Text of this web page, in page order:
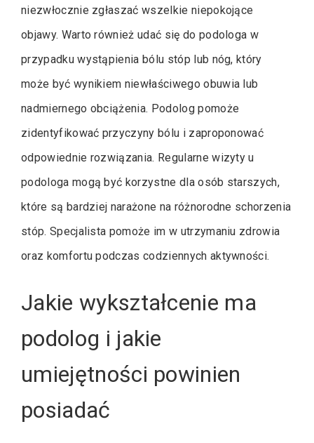
niezwłocznie zgłaszać wszelkie niepokojące
objawy. Warto również udać się do podologa w
przypadku wystąpienia bólu stóp lub nóg, który
może być wynikiem niewłaściwego obuwia lub
nadmiernego obciążenia. Podolog pomoże
zidentyfikować przyczyny bólu i zaproponować
odpowiednie rozwiązania. Regularne wizyty u
podologa mogą być korzystne dla osób starszych,
które są bardziej narażone na różnorodne schorzenia
stóp. Specjalista pomoże im w utrzymaniu zdrowia
oraz komfortu podczas codziennych aktywności.
Jakie wykształcenie ma
podolog i jakie
umiejętności powinien
posiadać